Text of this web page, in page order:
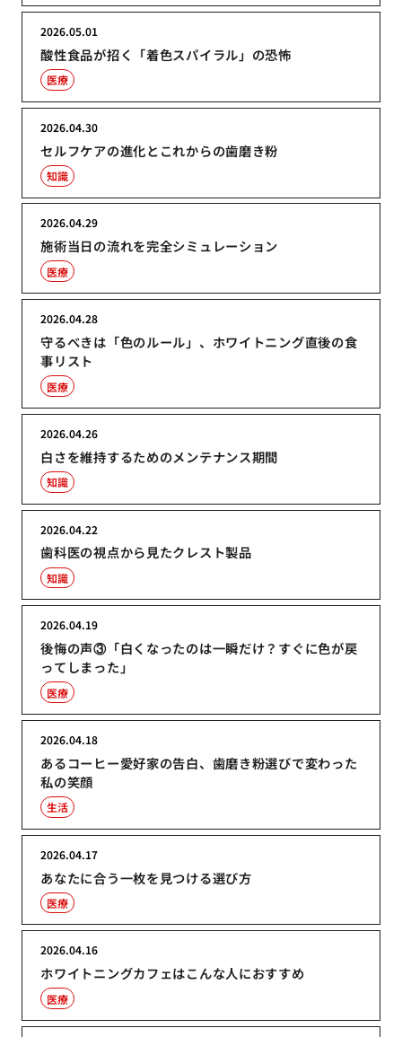
酸性食品が招く「着色スパイラル」の恐怖
2026.05.01
医療
セルフケアの進化とこれからの歯磨き粉
2026.04.30
知識
施術当日の流れを完全シミュレーション
2026.04.29
医療
守るべきは「色のルール」、ホワイトニング直後の食
事リスト
2026.04.28
医療
白さを維持するためのメンテナンス期間
2026.04.26
知識
歯科医の視点から見たクレスト製品
2026.04.22
知識
後悔の声③「白くなったのは一瞬だけ？すぐに色が戻
ってしまった」
2026.04.19
医療
あるコーヒー愛好家の告白、歯磨き粉選びで変わった
私の笑顔
2026.04.18
生活
あなたに合う一枚を見つける選び方
2026.04.17
医療
ホワイトニングカフェはこんな人におすすめ
2026.04.16
医療